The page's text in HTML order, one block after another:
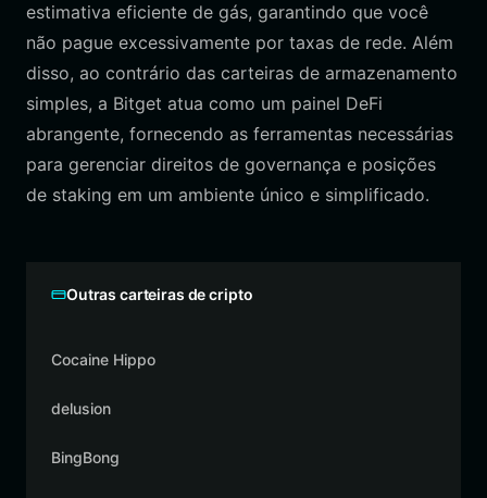
estimativa eficiente de gás, garantindo que você
não pague excessivamente por taxas de rede. Além
disso, ao contrário das carteiras de armazenamento
simples, a Bitget atua como um painel DeFi
abrangente, fornecendo as ferramentas necessárias
para gerenciar direitos de governança e posições
de staking em um ambiente único e simplificado.
Outras carteiras de cripto
Cocaine Hippo
delusion
BingBong